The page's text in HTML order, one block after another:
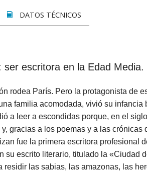
JOSEMARÍA
Y FAMILIA
FRANCISCO
Y JUVENIL
Y DOCTRINA
DE LA FE
Y FAMILIA
SUSCRIPCION DIGITAL
DATOS TÉCNICOS
ser escritora en la Edad Media.
rodea París. Pero la protagonista de
familia acomodada, vivió su
a leer a escondidas porque, en el
gracias a los poemas y a las
fue la primera escritora profesional
su escrito literario, titulado la «Ciudad
residir las sabias, las amazonas, las